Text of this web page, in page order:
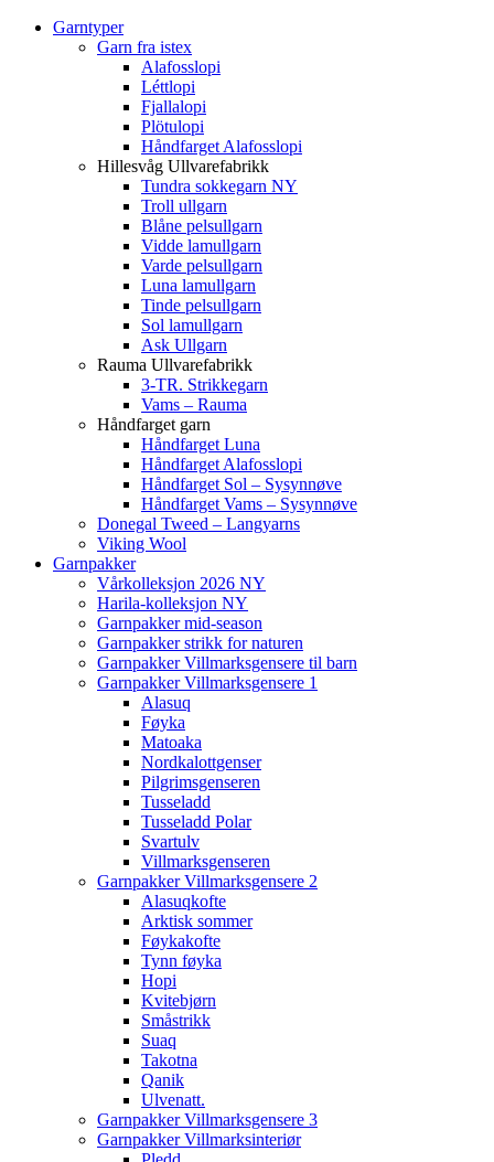
Garntyper
Garn fra istex
Alafosslopi
Léttlopi
Fjallalopi
Plötulopi
Håndfarget Alafosslopi
Hillesvåg Ullvarefabrikk
Tundra sokkegarn NY
Troll ullgarn
Blåne pelsullgarn
Vidde lamullgarn
Varde pelsullgarn
Luna lamullgarn
Tinde pelsullgarn
Sol lamullgarn
Ask Ullgarn
Rauma Ullvarefabrikk
3-TR. Strikkegarn
Vams – Rauma
Håndfarget garn
Håndfarget Luna
Håndfarget Alafosslopi
Håndfarget Sol – Sysynnøve
Håndfarget Vams – Sysynnøve
Donegal Tweed – Langyarns
Viking Wool
Garnpakker
Vårkolleksjon 2026 NY
Harila-kolleksjon NY
Garnpakker mid-season
Garnpakker strikk for naturen
Garnpakker Villmarksgensere til barn
Garnpakker Villmarksgensere 1
Alasuq
Føyka
Matoaka
Nordkalottgenser
Pilgrimsgenseren
Tusseladd
Tusseladd Polar
Svartulv
Villmarksgenseren
Garnpakker Villmarksgensere 2
Alasuqkofte
Arktisk sommer
Føykakofte
Tynn føyka
Hopi
Kvitebjørn
Småstrikk
Suaq
Takotna
Qanik
Ulvenatt.
Garnpakker Villmarksgensere 3
Garnpakker Villmarksinteriør